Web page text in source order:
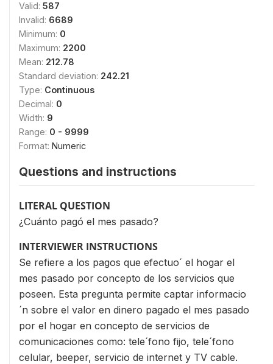
Valid: 587
Invalid: 6689
Minimum: 0
Maximum: 2200
Mean: 212.78
Standard deviation: 242.21
Type: Continuous
Decimal: 0
Width: 9
Range: 0 - 9999
Format: Numeric
Questions and instructions
LITERAL QUESTION
¿Cuánto pagó el mes pasado?
INTERVIEWER INSTRUCTIONS
Se refiere a los pagos que efectuo´ el hogar el
mes pasado por concepto de los servicios que
poseen. Esta pregunta permite captar informacio
´n sobre el valor en dinero pagado el mes pasado
por el hogar en concepto de servicios de
comunicaciones como: tele´fono fijo, tele´fono
celular, beeper, servicio de internet y TV cable.